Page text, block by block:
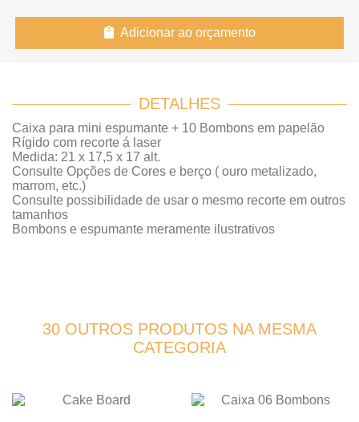
Adicionar ao orçamento
DETALHES
Caixa para mini espumante + 10 Bombons em papelão
Rígido com recorte á laser
Medida: 21 x 17,5 x 17 alt.
Consulte Opções de Cores e berço ( ouro metalizado,
marrom, etc.)
Consulte possibilidade de usar o mesmo recorte em outros
tamanhos
Bombons e espumante meramente ilustrativos
30 OUTROS PRODUTOS NA MESMA
CATEGORIA